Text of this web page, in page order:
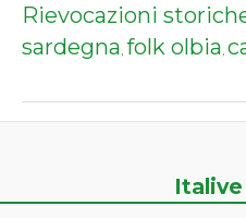
Rievocazioni
sardegna, folk olbia,